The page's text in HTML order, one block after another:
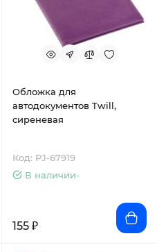
Обложка для
автодокументов Twill,
сиреневая
Код: PJ-67919
В наличии-
155 ₽